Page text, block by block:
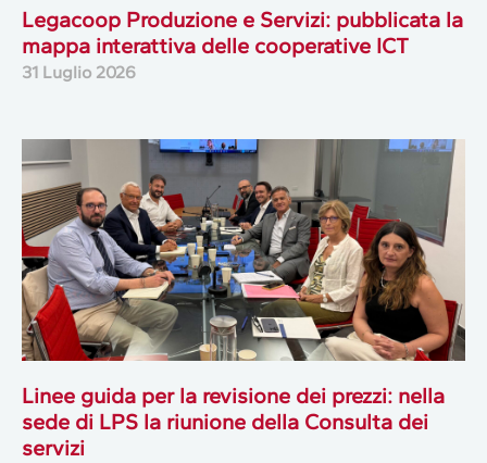
Legacoop Produzione e Servizi: pubblicata la
mappa interattiva delle cooperative ICT
31 Luglio 2026
Linee guida per la revisione dei prezzi: nella
sede di LPS la riunione della Consulta dei
servizi